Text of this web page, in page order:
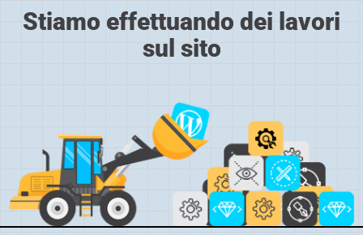
Stiamo effettuando dei lavori
sul sito